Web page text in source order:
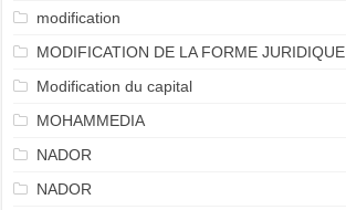
modification
MODIFICATION DE LA FORME JURIDIQUE
Modification du capital
MOHAMMEDIA
NADOR
NADOR